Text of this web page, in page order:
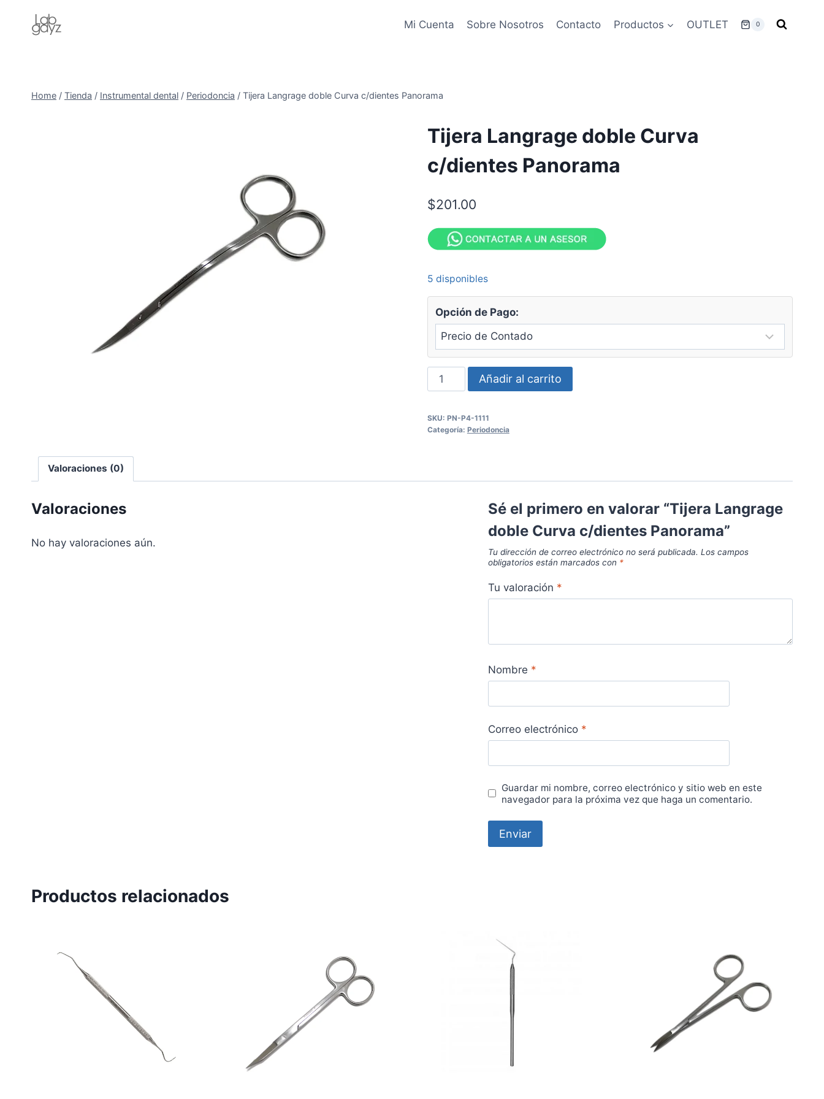
Mi Cuenta Sobre Nosotros Contacto Productos OUTLET 0
Home / Tienda / Instrumental dental / Periodoncia / Tijera Langrage doble Curva c/dientes Panorama
Tijera Langrage doble Curva
c/dientes Panorama
$201.00
5 disponibles
Opción de Pago:
Tijera
Langrage
Curva
Añadir al carrito
SKU: PN-P4-1111
Categoría: Periodoncia
Valoraciones (0)
Valoraciones
No hay valoraciones aún.
Sé el primero en valorar “Tijera Langrage
doble Curva c/dientes Panorama”
Tu dirección de correo electrónico no será publicada. Los campos
obligatorios están marcados con *
Tu valoración *
Nombre *
Correo electrónico *
Guardar mi nombre, correo electrónico y sitio web en este
navegador para la próxima vez que haga un comentario.
Productos relacionados